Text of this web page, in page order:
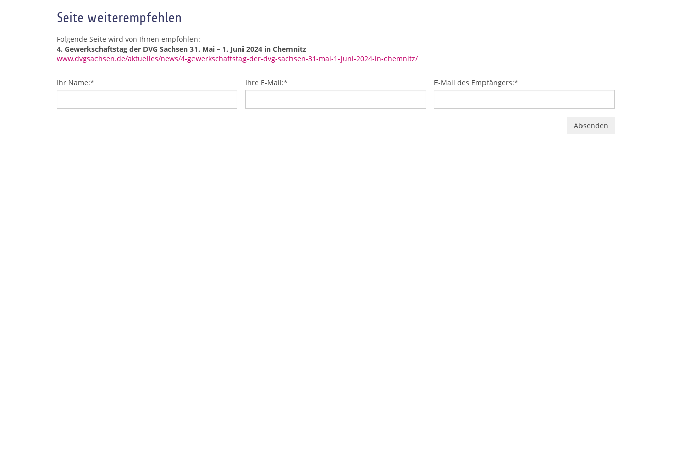
Seite weiterempfehlen
Folgende Seite wird von Ihnen empfohlen:
4. Gewerkschaftstag der DVG Sachsen 31. Mai – 1. Juni 2024 in Chemnitz
www.dvgsachsen.de/aktuelles/news/4-gewerkschaftstag-der-dvg-sachsen-31-mai-1-juni-2024-in-chemnitz/
Ihr Name:* Ihre E-Mail:* E-Mail des Empfängers:*
Absenden